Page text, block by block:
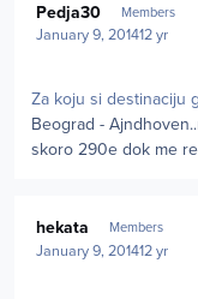
Pedja30 Members
January 9, 201412 yr
Za koju si destinaciju
Beograd -
skoro 290e dok me
hekata Members
January 9, 201412 yr